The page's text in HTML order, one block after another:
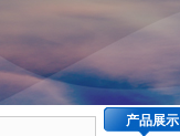
产品展示